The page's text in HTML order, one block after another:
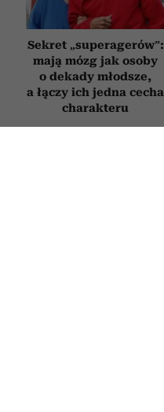
Sekret „superagerów”:
mają mózg jak osoby
o dekady młodsze,
a łączy ich jedna cecha
charakteru